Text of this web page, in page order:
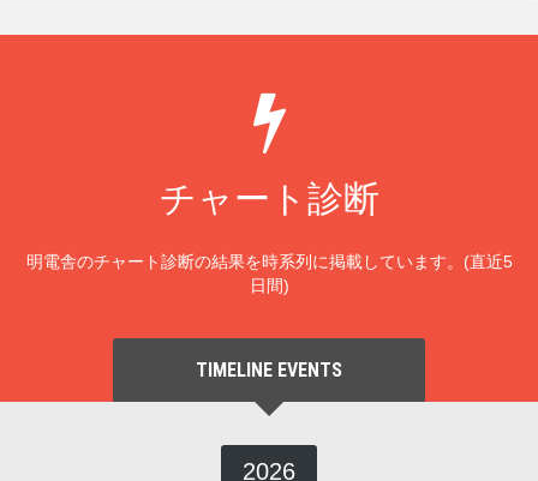
チャート診断
明電舎のチャート診断の結果を時系列に掲載しています。(直近5
日間)
TIMELINE EVENTS
2026